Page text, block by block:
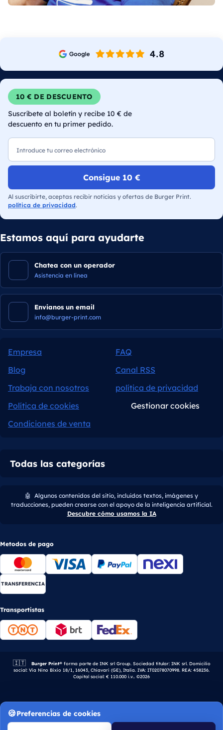
10 € DE DESCUENTO
Suscríbete al boletín y recibe 10 € de
descuento en tu primer pedido.
Consigue 10 €
Al suscribirte, aceptas recibir noticias y ofertas de Burger Print.
política de privacidad.
Estamos aquí para ayudarte
Chatea con un operador
Asistencia en línea
Envianos un email
info@burger-print.com
Empresa
FAQ
Blog
Canal RSS
Trabaja con nosotros
política de privacidad
Política de cookies
Gestionar cookies
Condiciones de venta
Todas las categorías
🤖 Algunos contenidos del sitio, incluidos textos, imágenes y
traducciones, pueden crearse con el apoyo de la inteligencia artificial.
Descubre cómo usamos la IA
Metodos de pago
TRANSFERENCIA
Transportistas
🇮🇹 Empresa italiana.
Burger Print®forma parte de INK srl Group. Sociedad titular: INK srl. Domicilio
social: Via Nino Bixio 18/1, 16043, Chiavari (GE), Italia. IVA: IT02078070998. REA: 458236.
Capital social: € 110.000 i.v.. ©2026
Preferencias de cookies